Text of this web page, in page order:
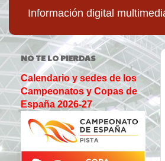
Información digital
NO TE LO PIERDAS
Calendario y sedes de los
Campeonatos y Copas de
España 2026-27